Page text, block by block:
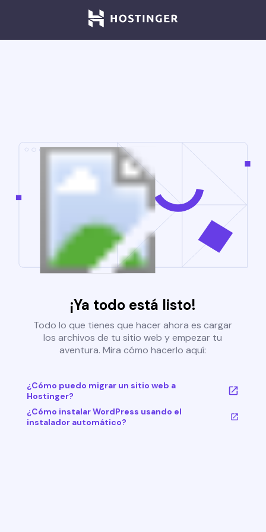
¡Ya todo está listo!
Todo lo que tienes que hacer ahora es cargar
los archivos de tu sitio web y empezar tu
aventura. Mira cómo hacerlo aquí:
¿Cómo puedo migrar un sitio web a
Hostinger?
¿Cómo instalar WordPress usando el
instalador automático?